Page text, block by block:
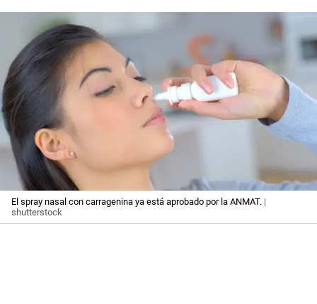
El spray nasal con carragenina ya está aprobado por la ANMAT. |
shutterstock